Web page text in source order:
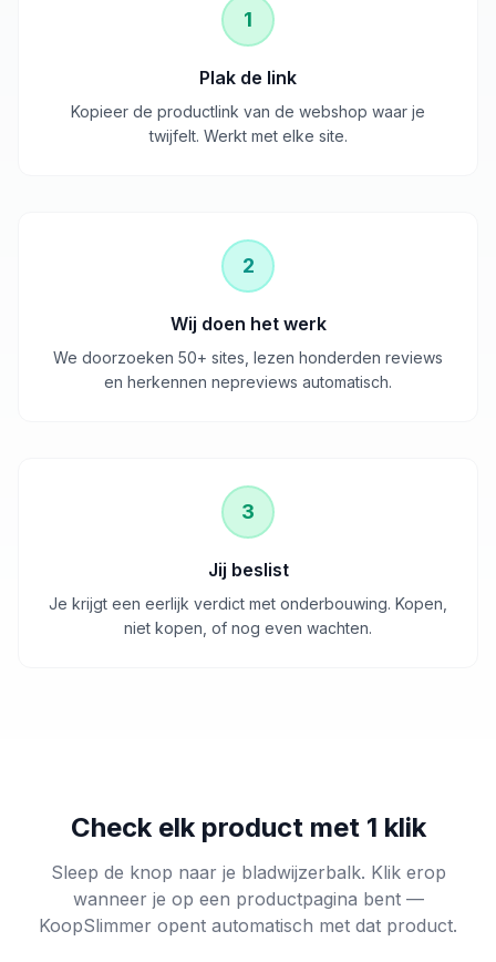
1
Plak de link
Kopieer de productlink van de webshop waar je
twijfelt. Werkt met elke site.
2
Wij doen het werk
We doorzoeken 50+ sites, lezen honderden reviews
en herkennen nepreviews automatisch.
3
Jij beslist
Je krijgt een eerlijk verdict met onderbouwing. Kopen,
niet kopen, of nog even wachten.
Check elk product met 1 klik
Sleep de knop naar je bladwijzerbalk. Klik erop
wanneer je op een productpagina bent —
KoopSlimmer opent automatisch met dat product.